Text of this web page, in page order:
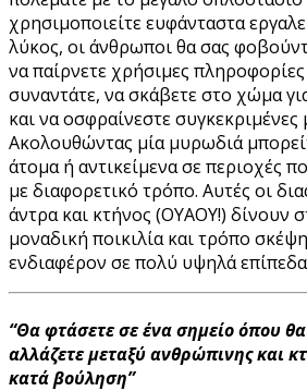
χρησιμοποιείτε ευφάνταστα
λύκος, οι άνθρωποι θα σας
να παίρνετε χρήσιμες
συναντάτε, να σκάβετε στο χώμα
και να οσφραίνεστε συγκεκριμένες
Ακολουθώντας μία μυρωδιά
άτομα ή αντικείμενα σε περιοχές
με διαφορετικό τρόπο. Αυτές οι
άντρα και κτήνος (ΟΥΑΟΥ!) δίνουν
μοναδική ποικιλία και τρόπο
ενδιαφέρον σε πολύ υψηλά
“Θα φτάσετε σε ένα σημείο όπου
αλλάζετε μεταξύ ανθρώπινης και
κατά βούληση”